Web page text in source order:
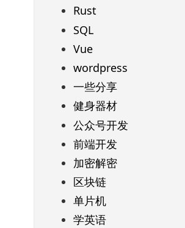
Rust
SQL
Vue
wordpress
一些分享
健身器材
公众号开发
前端开发
加密解密
区块链
单片机
学英语